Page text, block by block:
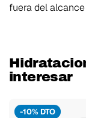
fuera del
interesar
-10% DTO